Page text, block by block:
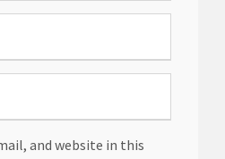
and website in this